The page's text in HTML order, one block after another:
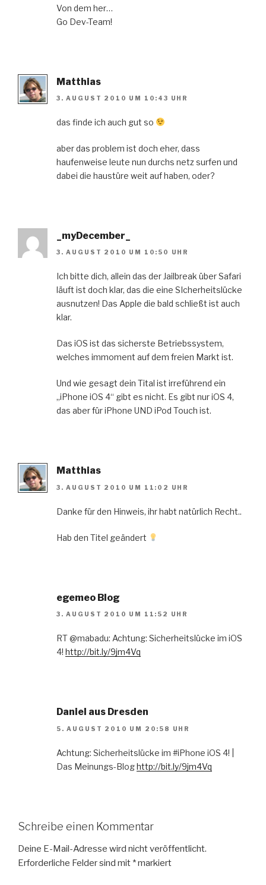
Von dem her…
Go Dev-Team!
Matthias
3. AUGUST 2010 UM 10:43 UHR
das finde ich auch gut so
aber das problem ist doch eher, dass
haufenweise leute nun durchs netz surfen und
dabei die haustüre weit auf haben, oder?
_myDecember_
3. AUGUST 2010 UM 10:50 UHR
Ich bitte dich, allein das der Jailbreak über Safari
läuft ist doch klar, das die eine SIcherheitslücke
ausnutzen! Das Apple die bald schließt ist auch
klar.
Das iOS ist das sicherste Betriebssystem,
welches immoment auf dem freien Markt ist.
Und wie gesagt dein Tital ist irreführend ein
„iPhone iOS 4“ gibt es nicht. Es gibt nur iOS 4,
das aber für iPhone UND iPod Touch ist.
Matthias
3. AUGUST 2010 UM 11:02 UHR
Danke für den Hinweis, ihr habt natürlich Recht..
Hab den Titel geändert
egemeo Blog
3. AUGUST 2010 UM 11:52 UHR
RT @mabadu: Achtung: Sicherheitslücke im iOS
4! http://bit.ly/9jm4Vq
Daniel aus Dresden
5. AUGUST 2010 UM 20:58 UHR
Achtung: Sicherheitslücke im #iPhone iOS 4! |
Das Meinungs-Bloghttp://bit.ly/9jm4Vq
Schreibe einen Kommentar
Deine E-Mail-Adresse wird nicht veröffentlicht.
Erforderliche Felder sind mit *markiert